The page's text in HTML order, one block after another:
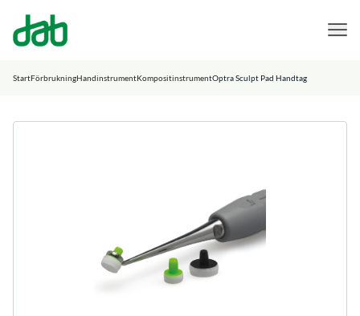
DAB Dental
StartFörbrukningHandinstrumentKompositinstrumentOptra Sculpt Pad Handtag